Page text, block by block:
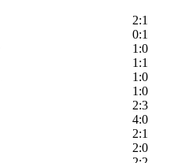
2:1
0:1
1:0
1:1
1:0
1:0
2:3
4:0
2:1
2:0